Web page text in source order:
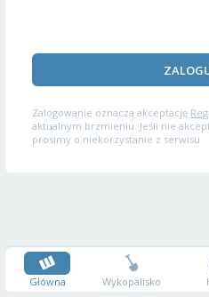
Zalogowanie oznacza akceptację
aktualnym brzmieniu. Jeśli nie
prosimy o niekorzystanie z serwisu.
Główna Wykopalisko